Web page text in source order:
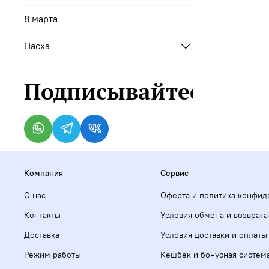
8 марта
Пасха
Подписывайтесь
Компания
О нас
Контакты
Доставка
Режим работы
Сервис
Оферта и политика
Условия обмена и возврата
Условия доставки и оплаты
Кешбек и бонусная